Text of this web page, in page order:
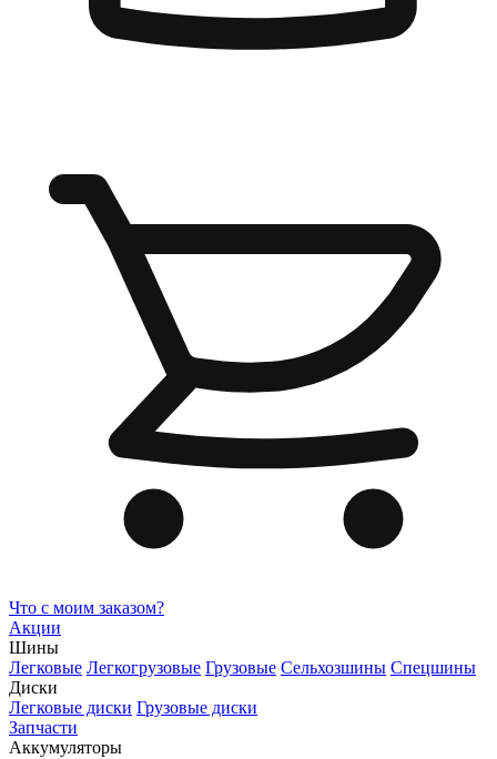
Что с моим заказом?
Акции
Шины
Легковые Легкогрузовые Грузовые Сельхозшины Спецшины
Диски
Легковые диски Грузовые диски
Запчасти
Аккумуляторы